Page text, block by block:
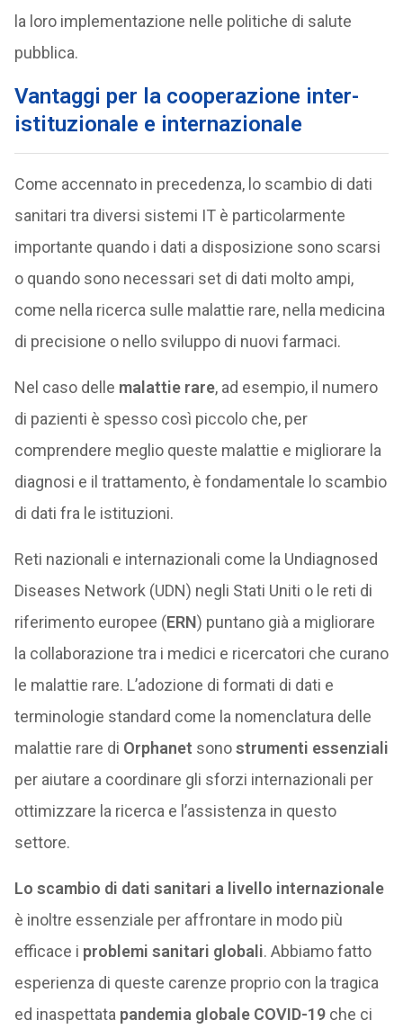
la loro implementazione nelle politiche di salute
pubblica.
Vantaggi per la cooperazione inter-
istituzionale e internazionale
Come accennato in precedenza, lo scambio di dati
sanitari tra diversi sistemi IT è particolarmente
importante quando i dati a disposizione sono scarsi
o quando sono necessari set di dati molto ampi,
come nella ricerca sulle malattie rare, nella medicina
di precisione o nello sviluppo di nuovi farmaci.
Nel caso delle malattie rare, ad esempio, il numero
di pazienti è spesso così piccolo che, per
comprendere meglio queste malattie e migliorare la
diagnosi e il trattamento, è fondamentale lo scambio
di dati fra le istituzioni.
Reti nazionali e internazionali come la Undiagnosed
Diseases Network (UDN) negli Stati Uniti o le reti di
riferimento europee (ERN) puntano già a migliorare
la collaborazione tra i medici e ricercatori che curano
le malattie rare. L’adozione di formati di dati e
terminologie standard come la nomenclatura delle
malattie rare di Orphanet sonostrumenti essenziali
per aiutare a coordinare gli sforzi internazionali per
ottimizzare la ricerca e l’assistenza in questo
settore.
Lo scambio di dati sanitari a livello internazionale
è inoltre essenziale per affrontare in modo più
efficace i problemi sanitari globali. Abbiamo fatto
esperienza di queste carenze proprio con la tragica
ed inaspettata pandemia globale COVID-19che ci